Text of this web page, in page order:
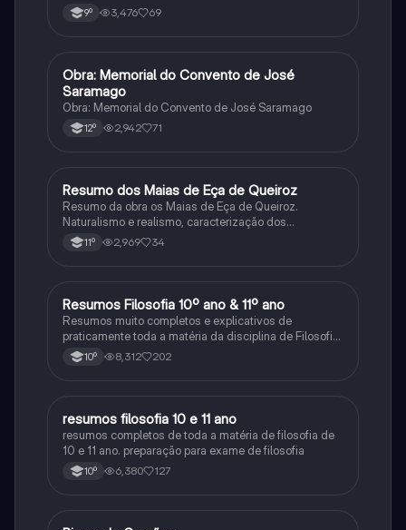
9º 3,476 69
Português
Obra: Memorial do Convento de José
Saramago
Obra: Memorial do Convento de José Saramago
12º 2,942 71
Português
Resumo dos Maias de Eça de Queiroz
Resumo da obra os Maias de Eça de Queiroz.
Naturalismo e realismo, caracterização dos
personagens e contexto histórico.
11º 2,969 34
Filosofia
Resumos Filosofia 10º ano & 11º ano
Resumos muito completos e explicativos de
praticamente toda a matéria da disciplina de Filosofia
10º 8,312 202
Filosofia
resumos filosofia 10 e 11 ano
resumos completos de toda a matéria de filosofia de
10 e 11 ano. preparação para exame de filosofia
10º 6,380 127